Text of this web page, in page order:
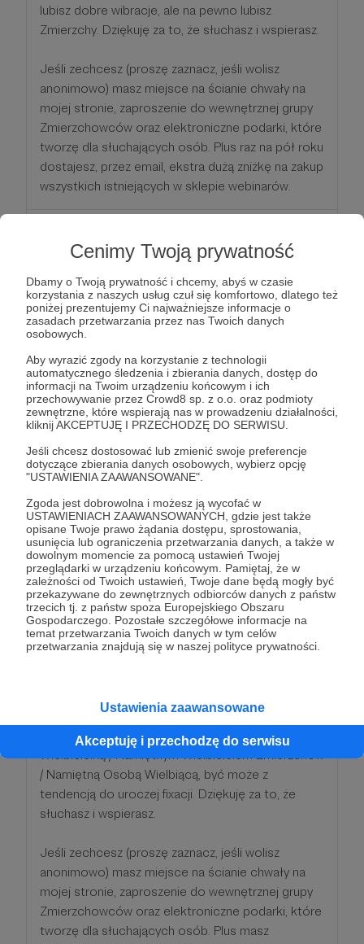
Cenimy Twoją prywatność
Dbamy o Twoją prywatność i chcemy, abyś w czasie
korzystania z naszych usług czuł się komfortowo, dlatego też
poniżej prezentujemy Ci najważniejsze informacje o
zasadach przetwarzania przez nas Twoich danych
osobowych.
Aby wyrazić zgody na korzystanie z technologii
automatycznego śledzenia i zbierania danych, dostęp do
informacji na Twoim urządzeniu końcowym i ich
przechowywanie przez Crowd8 sp. z o.o. oraz podmioty
zewnętrzne, które wspierają nas w prowadzeniu działalności,
kliknij AKCEPTUJĘ I PRZECHODZĘ DO SERWISU.
Jeśli chcesz dostosować lub zmienić swoje preferencje
dotyczące zbierania danych osobowych, wybierz opcję
"USTAWIENIA ZAAWANSOWANE".
Zgoda jest dobrowolna i możesz ją wycofać w
USTAWIENIACH ZAAWANSOWANYCH, gdzie jest także
opisane Twoje prawo żądania dostępu, sprostowania,
usunięcia lub ograniczenia przetwarzania danych, a także w
dowolnym momencie za pomocą ustawień Twojej
przeglądarki w urządzeniu końcowym. Pamiętaj, że w
zależności od Twoich ustawień, Twoje dane będą mogły być
przekazywane do zewnętrznych odbiorców danych z państw
trzecich tj. z państw spoza Europejskiego Obszaru
Gospodarczego. Pozostałe szczegółowe informacje na
temat przetwarzania Twoich danych w tym celów
przetwarzania znajdują się w naszej polityce prywatności.
Ustawienia zaawansowane
Akceptuję i przechodzę do serwisu
lubisz dobre wibracje, ale na pewno lubisz
Zmierzchy. Dziękuję za to, że słuchasz i wspierasz.
Jeśli zechcesz (proszę zaznacz, jeśli wolisz
anonimowo) masz miejsce na ścianie chwały na
mojej stronie, zaproszenie do wewnętrznej grupy
Zmierzchowców oraz elektroniczne podarki, które
tworzę dla słuchających osób. Plus raz na pół roku
dostajesz, przez email, ekstra dużą zniżkę na zakup
wszystkich istniejących w sklepie webinarów.
44 zł miesięcznie
Czterdzieści i cztery to jest mistrzowskie
rozdanie. Najwyraźniej rozsmakowałaś_łeś się w
heretyckim aspekcie Zmierzchów. Dziękuję za to,
że słuchasz i wspierasz.
Jeśli zechcesz (proszę zaznacz, jeśli wolisz
anonimowo) masz miejsce na ścianie chwały na
Zmierzchowców oraz elektroniczne podarki, które
tworzę dla słuchających osób. Plus masz
bezpłatne wejście na comiesięczny webinar
Niedźwieckiej (szczegóły zawsze w newsletterze).
Patroni: 76 Limit: 90
Ten wybór oznacza, że jesteś Namiętną
Wielbicielką / Namiętnym Wielbicielem Zmierzchów
/ Namiętną Osobą Wielbiącą, być może z
tendencją do uroczej fixacji. Dziękuję za to, że
słuchasz i wspierasz.
Jeśli zechcesz (proszę zaznacz, jeśli wolisz
anonimowo) masz miejsce na ścianie chwały na
mojej stronie, zaproszenie do wewnętrznej grupy
Zmierzchowców oraz elektroniczne podarki, które
tworzę dla słuchających osób. Plus masz